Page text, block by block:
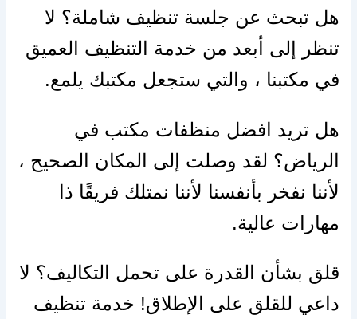
هل تبحث عن جلسة تنظيف شاملة؟ لا
تنظر إلى أبعد من خدمة التنظيف العميق
في مكتبنا ، والتي ستجعل مكتبك يلمع.
هل تريد افضل منظفات مكتب في
الرياض؟ لقد وصلت إلى المكان الصحيح ،
لأننا نفخر بأنفسنا لأننا نمتلك فريقًا ذا
مهارات عالية.
قلق بشأن القدرة على تحمل التكاليف؟ لا
داعي للقلق على الإطلاق! خدمة تنظيف